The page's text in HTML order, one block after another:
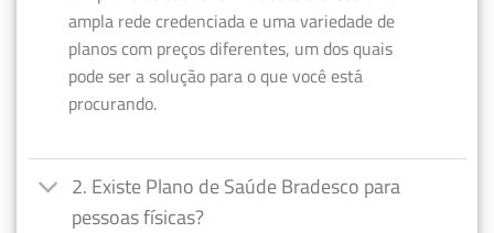
ampla rede credenciada e uma variedade de
planos com preços diferentes, um dos quais
pode ser a solução para o que você está
procurando.
2. Existe Plano de Saúde Bradesco para
pessoas físicas?